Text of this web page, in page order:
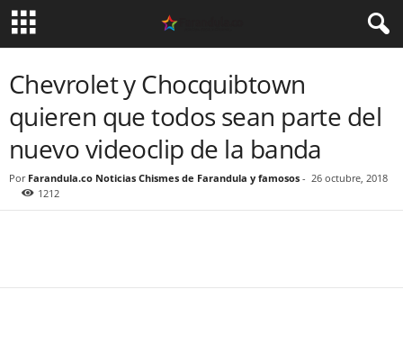
Chevrolet y Chocquibtown
quieren que todos sean parte del
nuevo videoclip de la banda
Por Farandula.co Noticias Chismes de Farandula y famosos - 26 octubre, 2018
1212